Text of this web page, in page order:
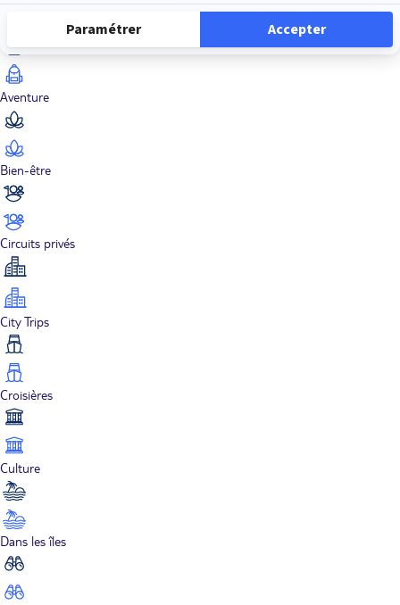
Aventure
Bien-être
Circuits privés
City Trips
Croisières
Culture
Dans les îles